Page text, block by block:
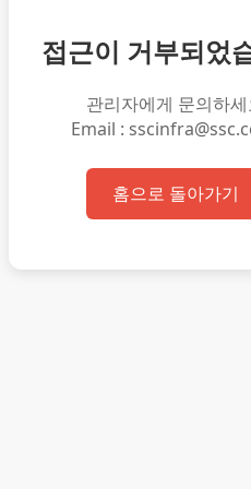
접근이 거부되었
관리자에게 문의하
Email :
홈으로 돌아가기